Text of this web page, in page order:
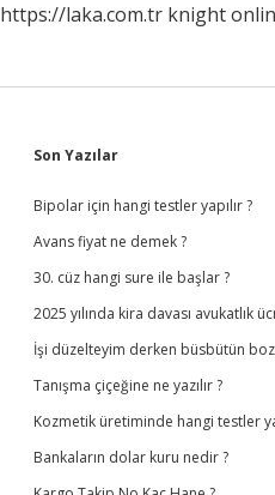
https://laka.com.tr knight
Sidebar
Son Yazılar
Bipolar için hangi testler yapılır ?
Avans fiyat ne demek ?
30. cüz hangi sure ile başlar ?
2025 yılında kira davası avukatlık
İşi düzelteyim derken büsbütün
Tanışma çiçeğine ne yazılır ?
Kozmetik üretiminde hangi testler
Bankaların dolar kuru nedir ?